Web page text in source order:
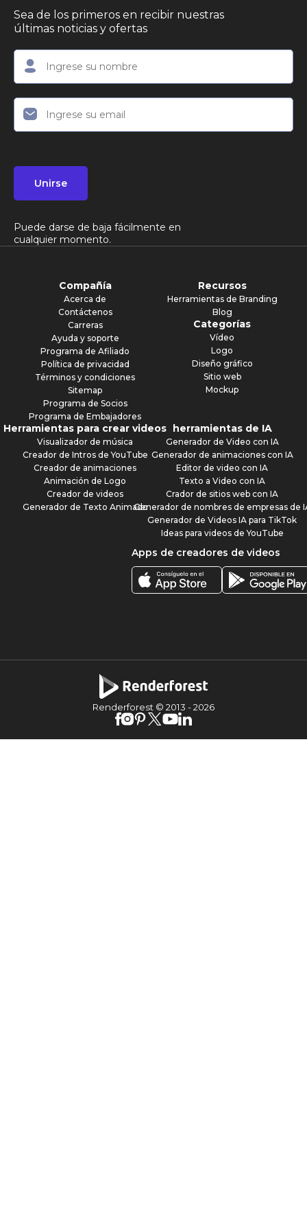
Sea de los primeros en recibir nuestras
últimas noticias y ofertas
Unirse
Puede darse de baja fácilmente en
cualquier momento.
Compañía
Acerca de
Contáctenos
Carreras
Ayuda y soporte
Programa de Afiliado
Política de privacidad
Términos y condiciones
Sitemap
Programa de Socios
Programa de Embajadores
Recursos
Herramientas de Branding
Blog
Categorías
Vídeo
Logo
Diseño gráfico
Sitio web
Mockup
Herramientas para crear videos
Visualizador de música
Creador de Intros de YouTube
Creador de animaciones
Animación de Logo
Creador de videos
Generador de Texto Animado
herramientas de IA
Generador de Video con IA
Generador de animaciones con IA
Editor de video con IA
Texto a Video con IA
Crador de sitios web con IA
Generador de nombres de empresas de
Generador de Videos IA para TikTok
Ideas para videos de YouTube
Apps de creadores de videos
Renderforest © 2013 -2026